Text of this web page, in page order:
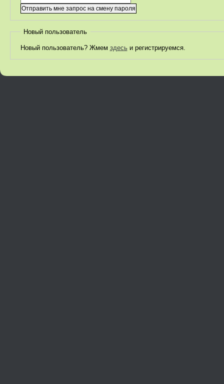
Новый пользователь
Новый пользователь? Жмем здесьи регистрируемся.